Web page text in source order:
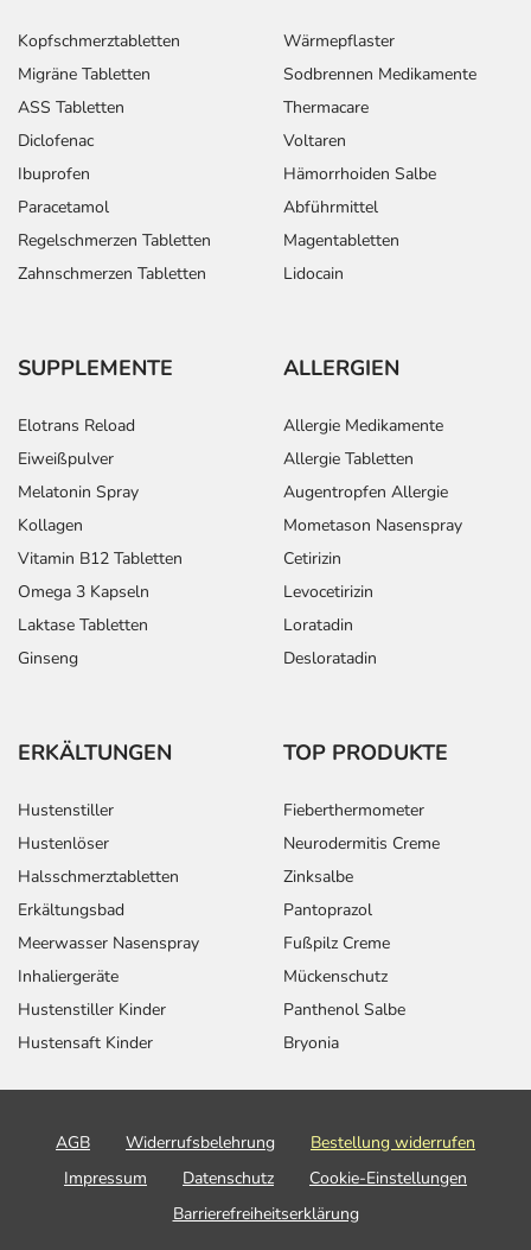
Kopfschmerztabletten
Migräne Tabletten
ASS Tabletten
Diclofenac
Ibuprofen
Paracetamol
Regelschmerzen Tabletten
Zahnschmerzen Tabletten
Wärmepflaster
Sodbrennen Medikamente
Thermacare
Voltaren
Hämorrhoiden Salbe
Abführmittel
Magentabletten
Lidocain
SUPPLEMENTE
Elotrans Reload
Eiweißpulver
Melatonin Spray
Kollagen
Vitamin B12 Tabletten
Omega 3 Kapseln
Laktase Tabletten
Ginseng
ALLERGIEN
Allergie Medikamente
Allergie Tabletten
Augentropfen Allergie
Mometason Nasenspray
Cetirizin
Levocetirizin
Loratadin
Desloratadin
ERKÄLTUNGEN
Hustenstiller
Hustenlöser
Halsschmerztabletten
Erkältungsbad
Meerwasser Nasenspray
Inhaliergeräte
Hustenstiller Kinder
Hustensaft Kinder
TOP PRODUKTE
Fieberthermometer
Neurodermitis Creme
Zinksalbe
Pantoprazol
Fußpilz Creme
Mückenschutz
Panthenol Salbe
Bryonia
AGB Widerrufsbelehrung
Bestellung widerrufen
Impressum
Datenschutz
Cookie-Einstellungen
Barrierefreiheitserklärung